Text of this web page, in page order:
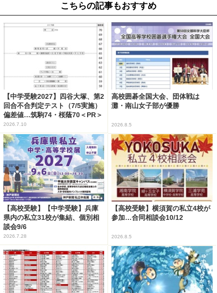
こちらの記事もおすすめ
【中学受験2027】四谷大塚、第2
回合不合判定テスト（7/5実施）
偏差値…筑駒74・桜蔭70＜PR＞
2026.7.10
高校囲碁全国大会、団体戦は
灘・南山女子部が優勝
2026.8.5
【高校受験】【中学受験】兵庫
県内の私立31校が集結、個別相
談会9/6
2026.7.28
【高校受験】横須賀の私立4校が
参加…合同相談会10/12
2026.8.5